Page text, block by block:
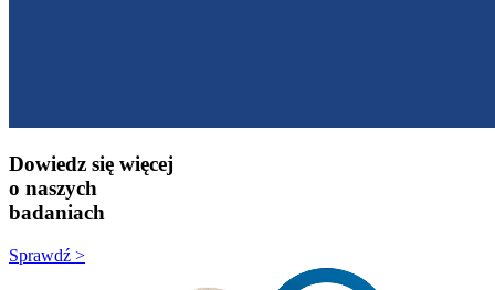
Dowiedz się więcej
o naszych
badaniach
Sprawdź >